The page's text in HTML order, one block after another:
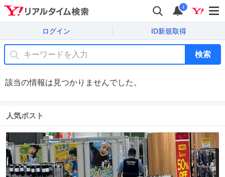
i
ログイン ID新規取得
検索
該当の情報は見つかりませんでした。
人気ポスト